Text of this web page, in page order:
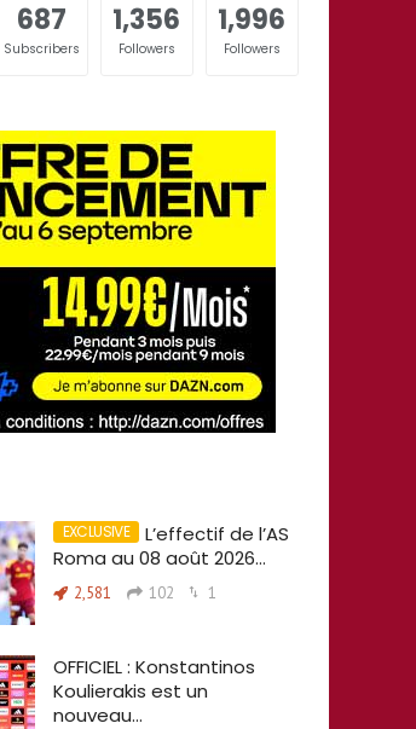
687
Subscribers
1,356
Followers
1,996
Followers
L’effectif de l’AS
Roma au 08 août 2026…
2,581 102 1
OFFICIEL : Konstantinos
Koulierakis est un
nouveau…